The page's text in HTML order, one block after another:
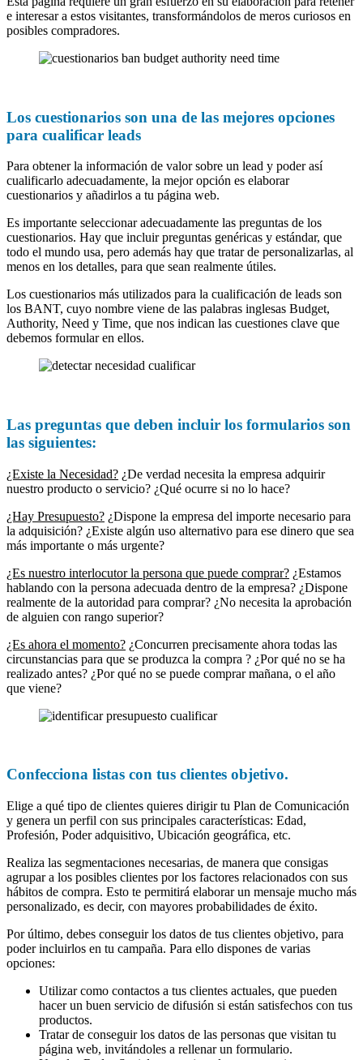
e interesar a estos visitantes, transformándolos de meros curiosos en
posibles compradores.
Los cuestionarios son una de las mejores opciones
para cualificar leads
Para obtener la información de valor sobre un lead y poder así
cualificarlo adecuadamente, la mejor opción es elaborar
cuestionarios y añadirlos a tu página web.
Es importante seleccionar adecuadamente las preguntas de los
cuestionarios. Hay que incluir preguntas genéricas y estándar, que
todo el mundo usa, pero además hay que tratar de personalizarlas, al
menos en los detalles, para que sean realmente útiles.
Los cuestionarios más utilizados para la cualificación de leads son
los BANT, cuyo nombre viene de las palabras inglesas Budget,
Authority, Need y Time, que nos indican las cuestiones clave que
debemos formular en ellos.
Las preguntas que deben incluir los formularios son
las siguientes:
¿Existe la Necesidad? ¿De verdad necesita la empresa adquirir
nuestro producto o servicio? ¿Qué ocurre si no lo hace?
¿Hay Presupuesto? ¿Dispone la empresa del importe necesario para
la adquisición? ¿Existe algún uso alternativo para ese dinero que sea
más importante o más urgente?
¿Es nuestro interlocutor la persona que puede comprar? ¿Estamos
hablando con la persona adecuada dentro de la empresa? ¿Dispone
realmente de la autoridad para comprar? ¿No necesita la aprobación
de alguien con rango superior?
¿Es ahora el momento? ¿Concurren precisamente ahora todas las
circunstancias para que se produzca la compra ? ¿Por qué no se ha
realizado antes? ¿Por qué no se puede comprar mañana, o el año
que viene?
Confecciona listas con tus clientes objetivo.
Elige a qué tipo de clientes quieres dirigir tu Plan de Comunicación
y genera un perfil con sus principales características: Edad,
Profesión, Poder adquisitivo, Ubicación geográfica, etc.
Realiza las segmentaciones necesarias, de manera que consigas
agrupar a los posibles clientes por los factores relacionados con sus
hábitos de compra. Esto te permitirá elaborar un mensaje mucho más
personalizado, es decir, con mayores probabilidades de éxito.
Por último, debes conseguir los datos de tus clientes objetivo, para
poder incluirlos en tu campaña. Para ello dispones de varias
opciones:
Utilizar como contactos a tus clientes actuales, que pueden
hacer un buen servicio de difusión si están satisfechos con tus
productos.
Tratar de conseguir los datos de las personas que visitan tu
página web, invitándoles a rellenar un formulario.